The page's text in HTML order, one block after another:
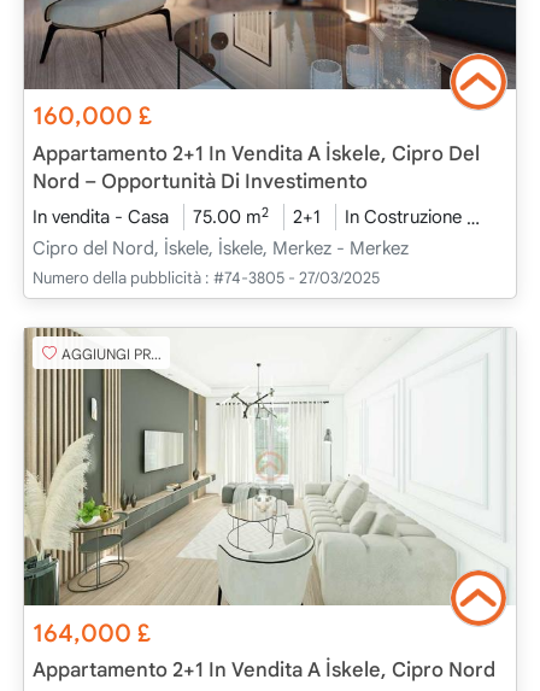
160,000£
Appartamento 2+1 In Vendita A İskele, Cipro Del
Nord – Opportunità Di Investimento
In vendita - Casa 75.00 m2 2+1 In Costruzione
Cipro del Nord, İskele, İskele, Merkez - Merkez
Numero della pubblicità : #74-3805 - 27/03/2025
AGGIUNGI PREFERITO
164,000£
Appartamento 2+1 In Vendita A İskele, Cipro Nord